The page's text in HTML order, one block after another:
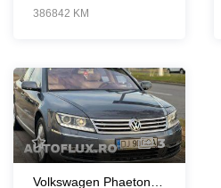
386842 KM
3